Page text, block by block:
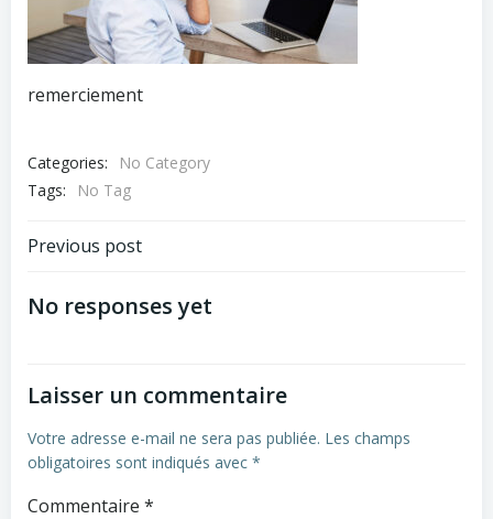
remerciement
Categories:
No Category
Tags:
No Tag
Navigation
de
Previous post
No responses yet
Laisser un commentaire
Votre adresse e-mail ne sera pas publiée. Les champs
obligatoires sont indiqués avec *
Commentaire *